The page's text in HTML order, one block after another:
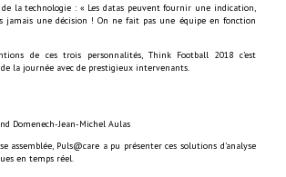
la technologie : « Les datas peuvent fournir une indication,
jamais une décision ! On ne fait pas une équipe en fonction
de ces trois personnalités, Think Football 2018 c’est
la journée avec de prestigieux intervenants.
Domenech-Jean-Michel Aulas
assemblée, Puls@care a pu présenter ces solutions d’analyse
en temps réel.